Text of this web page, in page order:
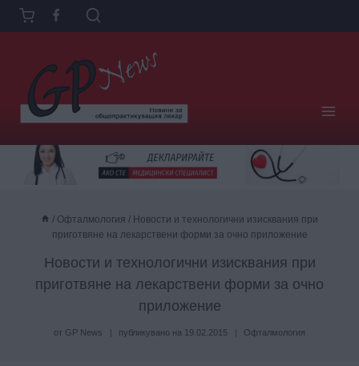
Към
съдържанието
/ Офталмология / Новости и технологични изисквания при
приготвяне на лекарствени форми за очно приложение
Новости и технологични изисквания при
приготвяне на лекарствени форми за очно
приложение
от GP News публикувано на 19.02.2015 Офталмология